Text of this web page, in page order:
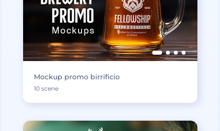
Mockup promo birrificio
10 scene